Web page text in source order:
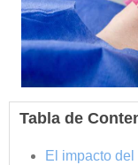
Tabla de
El impacto